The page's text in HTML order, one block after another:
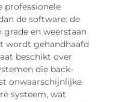
professionele
de software: de
en weerstaan
wordt gehandhaafd
beschikt over
die back-
onwaarschijnlijke
systeem, wat